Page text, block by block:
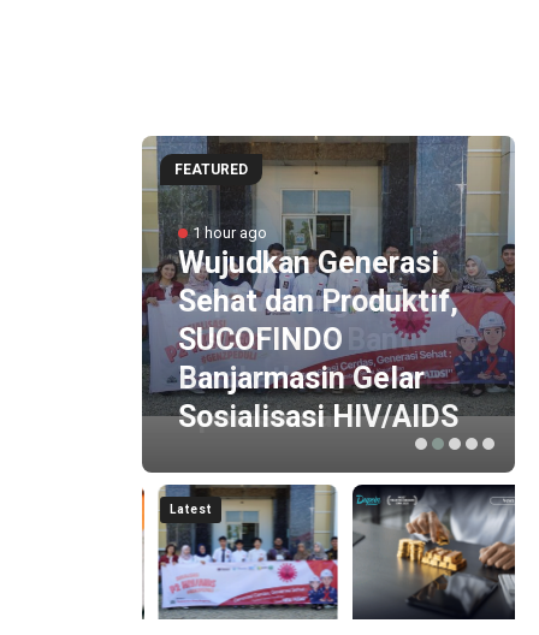
FEATURED
1 hour ago
Persaingan Kedai
Kopi Meningkat,
Sistem POS Bantu
Tingkatkan Efisiensi
Operasional
1 hour ago
Wujudkan Generasi
Sehat dan Produktif,
SUCOFINDO
Banjarmasin Gelar
Sosialisasi HIV/AIDS
Latest